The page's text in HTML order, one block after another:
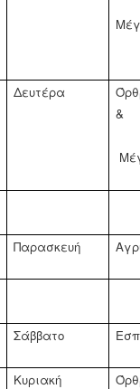
Δευτέρα
&
Παρασκευή
Σάββατο
Κυριακή